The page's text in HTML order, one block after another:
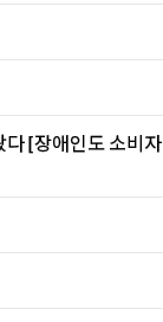
다 [장애인도 소비자